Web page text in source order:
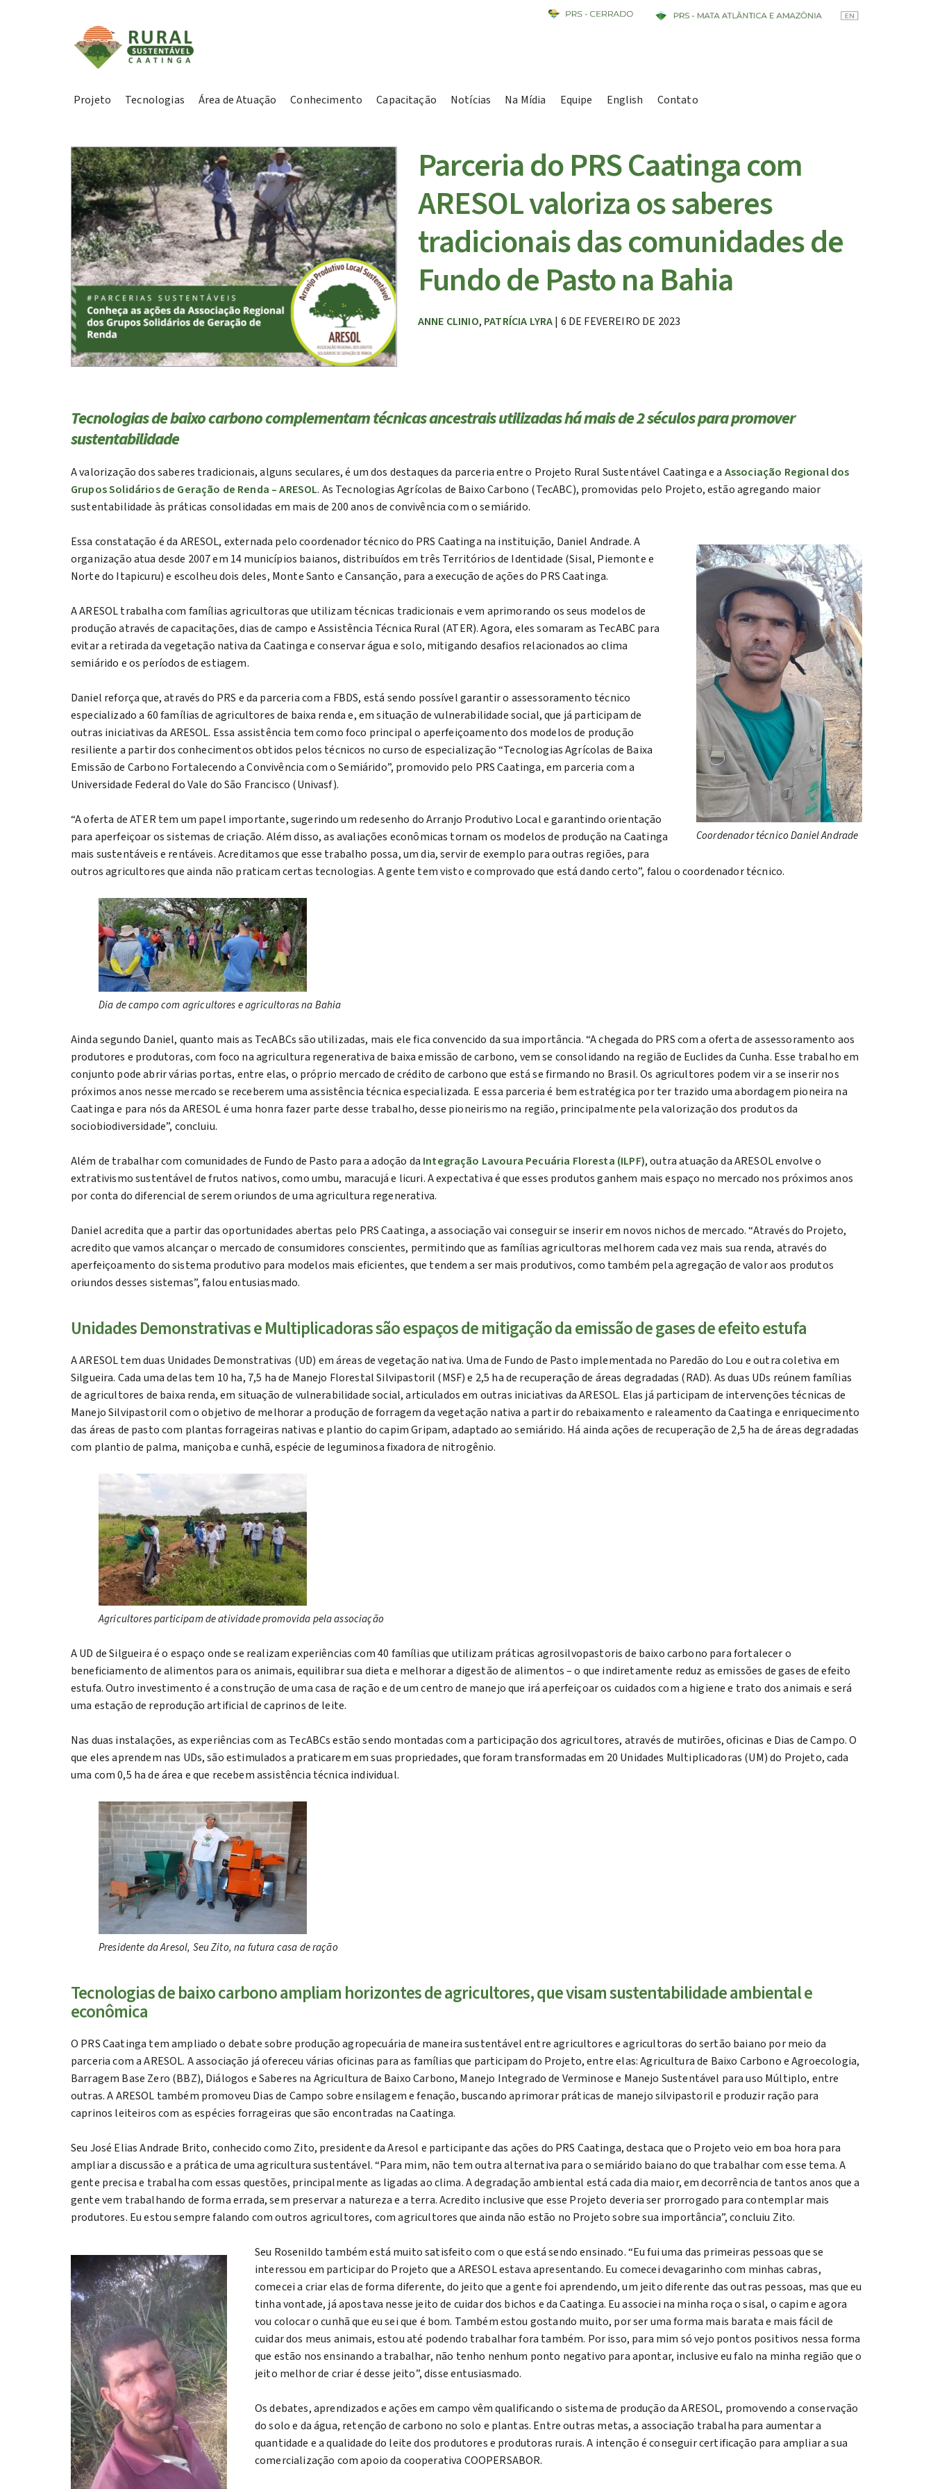
Projeto Tecnologias Área de Atuação Conhecimento Capacitação Notícias Na Mídia Equipe English Contato
Parceria do PRS Caatinga com
ARESOL valoriza os saberes
tradicionais das comunidades de
Fundo de Pasto na Bahia
ANNE CLINIO, PATRÍCIA LYRA| 6 DE FEVEREIRO DE 2023
Tecnologias de baixo carbono complementam técnicas ancestrais utilizadas há mais de 2 séculos para promover
sustentabilidade
A valorização dos saberes tradicionais, alguns seculares, é um dos destaques da parceria entre o Projeto Rural Sustentável Caatinga e a Associação Regional dos
Grupos Solidários de Geração de Renda – ARESOL. As Tecnologias Agrícolas de Baixo Carbono (TecABC), promovidas pelo Projeto, estão agregando maior
sustentabilidade às práticas consolidadas em mais de 200 anos de convivência com o semiárido.
Coordenador técnico Daniel Andrade
Essa constatação é da ARESOL, externada pelo coordenador técnico do PRS Caatinga na instituição, Daniel Andrade. A
organização atua desde 2007 em 14 municípios baianos, distribuídos em três Territórios de Identidade (Sisal, Piemonte e
Norte do Itapicuru) e escolheu dois deles, Monte Santo e Cansanção, para a execução de ações do PRS Caatinga.
A ARESOL trabalha com famílias agricultoras que utilizam técnicas tradicionais e vem aprimorando os seus modelos de
produção através de capacitações, dias de campo e Assistência Técnica Rural (ATER). Agora, eles somaram as TecABC para
evitar a retirada da vegetação nativa da Caatinga e conservar água e solo, mitigando desafios relacionados ao clima
semiárido e os períodos de estiagem.
Daniel reforça que, através do PRS e da parceria com a FBDS, está sendo possível garantir o assessoramento técnico
especializado a 60 famílias de agricultores de baixa renda e, em situação de vulnerabilidade social, que já participam de
outras iniciativas da ARESOL. Essa assistência tem como foco principal o aperfeiçoamento dos modelos de produção
resiliente a partir dos conhecimentos obtidos pelos técnicos no curso de especialização “Tecnologias Agrícolas de Baixa
Emissão de Carbono Fortalecendo a Convivência com o Semiárido”, promovido pelo PRS Caatinga, em parceria com a
Universidade Federal do Vale do São Francisco (Univasf).
“A oferta de ATER tem um papel importante, sugerindo um redesenho do Arranjo Produtivo Local e garantindo orientação
para aperfeiçoar os sistemas de criação. Além disso, as avaliações econômicas tornam os modelos de produção na Caatinga
mais sustentáveis e rentáveis. Acreditamos que esse trabalho possa, um dia, servir de exemplo para outras regiões, para
outros agricultores que ainda não praticam certas tecnologias. A gente tem visto e comprovado que está dando certo”, falou o coordenador técnico.
Dia de campo com agricultores e agricultoras na Bahia
Ainda segundo Daniel, quanto mais as TecABCs são utilizadas, mais ele fica convencido da sua importância. “A chegada do PRS com a oferta de assessoramento aos
produtores e produtoras, com foco na agricultura regenerativa de baixa emissão de carbono, vem se consolidando na região de Euclides da Cunha. Esse trabalho em
conjunto pode abrir várias portas, entre elas, o próprio mercado de crédito de carbono que está se firmando no Brasil. Os agricultores podem vir a se inserir nos
próximos anos nesse mercado se receberem uma assistência técnica especializada. E essa parceria é bem estratégica por ter trazido uma abordagem pioneira na
Caatinga e para nós da ARESOL é uma honra fazer parte desse trabalho, desse pioneirismo na região, principalmente pela valorização dos produtos da
sociobiodiversidade”, concluiu.
Além de trabalhar com comunidades de Fundo de Pasto para a adoção da Integração Lavoura Pecuária Floresta (ILPF), outra atuação da ARESOL envolve o
extrativismo sustentável de frutos nativos, como umbu, maracujá e licuri. A expectativa é que esses produtos ganhem mais espaço no mercado nos próximos anos
por conta do diferencial de serem oriundos de uma agricultura regenerativa.
Daniel acredita que a partir das oportunidades abertas pelo PRS Caatinga, a associação vai conseguir se inserir em novos nichos de mercado. “Através do Projeto,
acredito que vamos alcançar o mercado de consumidores conscientes, permitindo que as famílias agricultoras melhorem cada vez mais sua renda, através do
aperfeiçoamento do sistema produtivo para modelos mais eficientes, que tendem a ser mais produtivos, como também pela agregação de valor aos produtos
oriundos desses sistemas”, falou entusiasmado.
Unidades Demonstrativas e Multiplicadoras são espaços de mitigação da emissão de gases de efeito estufa
A ARESOL tem duas Unidades Demonstrativas (UD) em áreas de vegetação nativa. Uma de Fundo de Pasto implementada no Paredão do Lou e outra coletiva em
Silgueira. Cada uma delas tem 10 ha, 7,5 ha de Manejo Florestal Silvipastoril (MSF) e 2,5 ha de recuperação de áreas degradadas (RAD). As duas UDs reúnem famílias
de agricultores de baixa renda, em situação de vulnerabilidade social, articulados em outras iniciativas da ARESOL. Elas já participam de intervenções técnicas de
Manejo Silvipastoril com o objetivo de melhorar a produção de forragem da vegetação nativa a partir do rebaixamento e raleamento da Caatinga e enriquecimento
das áreas de pasto com plantas forrageiras nativas e plantio do capim Gripam, adaptado ao semiárido. Há ainda ações de recuperação de 2,5 ha de áreas degradadas
com plantio de palma, maniçoba e cunhã, espécie de leguminosa fixadora de nitrogênio.
Agricultores participam de atividade promovida pela associação
A UD de Silgueira é o espaço onde se realizam experiências com 40 famílias que utilizam práticas agrosilvopastoris de baixo carbono para fortalecer o
beneficiamento de alimentos para os animais, equilibrar sua dieta e melhorar a digestão de alimentos – o que indiretamente reduz as emissões de gases de efeito
estufa. Outro investimento é a construção de uma casa de ração e de um centro de manejo que irá aperfeiçoar os cuidados com a higiene e trato dos animais e será
uma estação de reprodução artificial de caprinos de leite.
Nas duas instalações, as experiências com as TecABCs estão sendo montadas com a participação dos agricultores, através de mutirões, oficinas e Dias de Campo. O
que eles aprendem nas UDs, são estimulados a praticarem em suas propriedades, que foram transformadas em 20 Unidades Multiplicadoras (UM) do Projeto, cada
uma com 0,5 ha de área e que recebem assistência técnica individual.
Presidente da Aresol, Seu Zito, na futura casa de ração
Tecnologias de baixo carbono ampliam horizontes de agricultores, que visam sustentabilidade ambiental e
econômica
O PRS Caatinga tem ampliado o debate sobre produção agropecuária de maneira sustentável entre agricultores e agricultoras do sertão baiano por meio da
parceria com a ARESOL. A associação já ofereceu várias oficinas para as famílias que participam do Projeto, entre elas: Agricultura de Baixo Carbono e Agroecologia,
Barragem Base Zero (BBZ), Diálogos e Saberes na Agricultura de Baixo Carbono, Manejo Integrado de Verminose e Manejo Sustentável para uso Múltiplo, entre
outras. A ARESOL também promoveu Dias de Campo sobre ensilagem e fenação, buscando aprimorar práticas de manejo silvipastoril e produzir ração para
caprinos leiteiros com as espécies forrageiras que são encontradas na Caatinga.
Seu José Elias Andrade Brito, conhecido como Zito, presidente da Aresol e participante das ações do PRS Caatinga, destaca que o Projeto veio em boa hora para
ampliar a discussão e a prática de uma agricultura sustentável. “Para mim, não tem outra alternativa para o semiárido baiano do que trabalhar com esse tema. A
gente precisa e trabalha com essas questões, principalmente as ligadas ao clima. A degradação ambiental está cada dia maior, em decorrência de tantos anos que a
gente vem trabalhando de forma errada, sem preservar a natureza e a terra. Acredito inclusive que esse Projeto deveria ser prorrogado para contemplar mais
produtores. Eu estou sempre falando com outros agricultores, com agricultores que ainda não estão no Projeto sobre sua importância”, concluiu Zito.
Seu Rosenildo também está muito satisfeito com o que está sendo ensinado. “Eu fui uma das primeiras pessoas que se
interessou em participar do Projeto que a ARESOL estava apresentando. Eu comecei devagarinho com minhas cabras,
comecei a criar elas de forma diferente, do jeito que a gente foi aprendendo, um jeito diferente das outras pessoas, mas que eu
tinha vontade, já apostava nesse jeito de cuidar dos bichos e da Caatinga. Eu associei na minha roça o sisal, o capim e agora
vou colocar o cunhã que eu sei que é bom. Também estou gostando muito, por ser uma forma mais barata e mais fácil de
cuidar dos meus animais, estou até podendo trabalhar fora também. Por isso, para mim só vejo pontos positivos nessa forma
que estão nos ensinando a trabalhar, não tenho nenhum ponto negativo para apontar, inclusive eu falo na minha região que o
jeito melhor de criar é desse jeito”, disse entusiasmado.
Os debates, aprendizados e ações em campo vêm qualificando o sistema de produção da ARESOL, promovendo a conservação
do solo e da água, retenção de carbono no solo e plantas. Entre outras metas, a associação trabalha para aumentar a
quantidade e a qualidade do leite dos produtores e produtoras rurais. A intenção é conseguir certificação para ampliar a sua
comercialização com apoio da cooperativa COOPERSABOR.